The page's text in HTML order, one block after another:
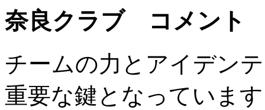
奈良クラブ コメント
チームの力とアイデン
重要な鍵となっていま